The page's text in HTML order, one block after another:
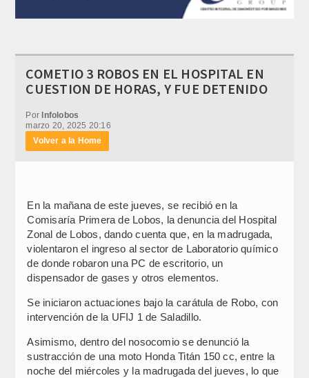
COMETIO 3 ROBOS EN EL HOSPITAL EN
CUESTION DE HORAS, Y FUE DETENIDO
PorInfolobos
marzo 20, 2025 20:16
Volver a la Home
En la mañana de este jueves, se recibió en la
Comisaría Primera de Lobos, la denuncia del Hospital
Zonal de Lobos, dando cuenta que, en la madrugada,
violentaron el ingreso al sector de Laboratorio químico
de donde robaron una PC de escritorio, un
dispensador de gases y otros elementos.
Se iniciaron actuaciones bajo la carátula de Robo, con
intervención de la UFIJ 1 de Saladillo.
Asimismo, dentro del nosocomio se denunció la
sustracción de una moto Honda Titán 150 cc, entre la
noche del miércoles y la madrugada del jueves, lo que